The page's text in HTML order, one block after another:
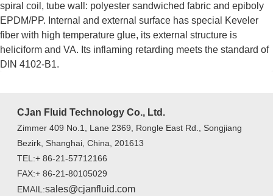
spiral coil, tube wall: polyester sandwiched fabric and epiboly
EPDM/PP. Internal and external surface has special Keveler
fiber with high temperature glue, its external structure is
heliciform and VA. Its inflaming retarding meets the standard of
DIN 4102-B1.
CJan Fluid Technology Co., Ltd.
Zimmer 409 No.1, Lane 2369, Rongle East Rd., Songjiang
Bezirk, Shanghai, China, 201613
TEL:+ 86-21-57712166
FAX:+ 86-21-80105029
EMAIL:sales@cjanfluid.com